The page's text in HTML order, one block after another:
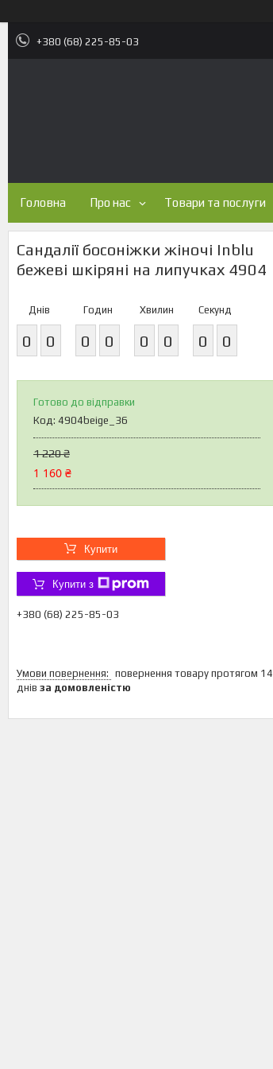
+380 (68) 225-85-03
Головна Про нас Товари та послуги
Сандалії босоніжки жіночі Inblu
бежеві шкіряні на липучках 4904
Днів
0 0
Годин
0 0
Хвилин
0 0
Секунд
0 0
Готово до відправки
Код: 4904beige_36
1 220 ₴
1 160 ₴
Купити
Купити з
+380 (68) 225-85-03
повернення товару протягом 14
днів за домовленістю